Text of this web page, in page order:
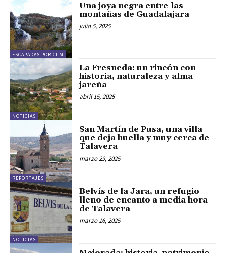
ESCAPADAS POR CLM
Una joya negra entre las
montañas de Guadalajara
julio 5, 2025
NOTICIAS
La Fresneda: un rincón con
historia, naturaleza y alma
jareña
abril 15, 2025
REPORTAJES
San Martín de Pusa, una villa
que deja huella y muy cerca de
Talavera
marzo 29, 2025
NOTICIAS
Belvís de la Jara, un refugio
lleno de encanto a media hora
de Talavera
marzo 16, 2025